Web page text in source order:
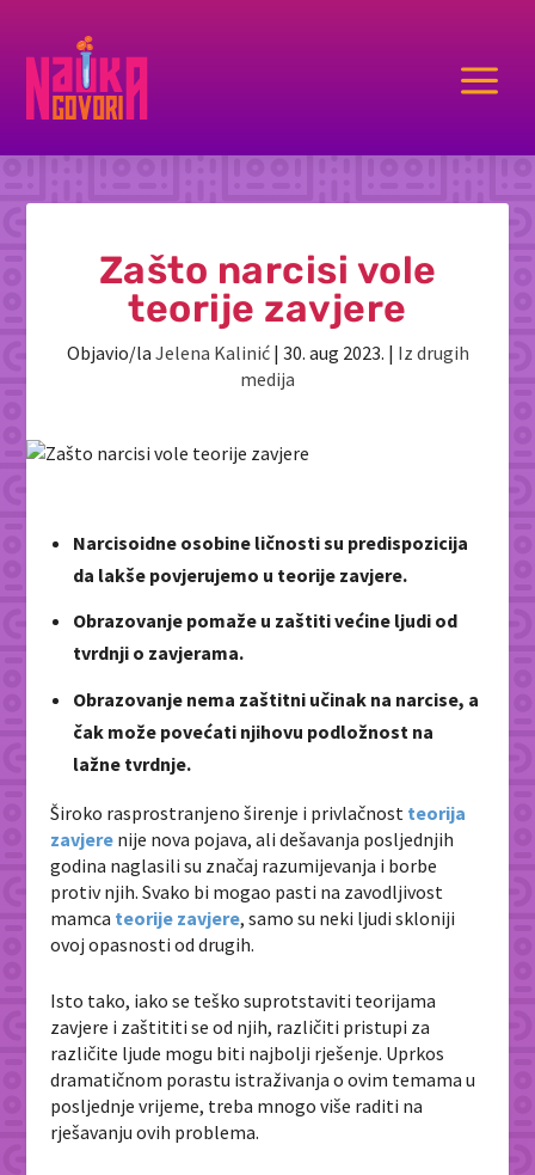
a
Zašto narcisi vole
teorije zavjere
Objavio/la Jelena Kalinić| 30. aug 2023. | Iz drugih
medija
Narcisoidne osobine ličnosti su predispozicija
da lakše povjerujemo u teorije zavjere.
Obrazovanje pomaže u zaštiti većine ljudi od
tvrdnji o zavjerama.
Obrazovanje nema zaštitni učinak na narcise, a
čak može povećati njihovu podložnost na
lažne tvrdnje.
Široko rasprostranjeno širenje i privlačnost teorija
zavjere nije nova pojava, ali dešavanja posljednjih
godina naglasili su značaj razumijevanja i borbe
protiv njih. Svako bi mogao pasti na zavodljivost
mamca teorije zavjere, samo su neki ljudi skloniji
ovoj opasnosti od drugih.
Isto tako, iako se teško suprotstaviti teorijama
zavjere i zaštititi se od njih, različiti pristupi za
različite ljude mogu biti najbolji rješenje. Uprkos
dramatičnom porastu istraživanja o ovim temama u
posljednje vrijeme, treba mnogo više raditi na
rješavanju ovih problema.